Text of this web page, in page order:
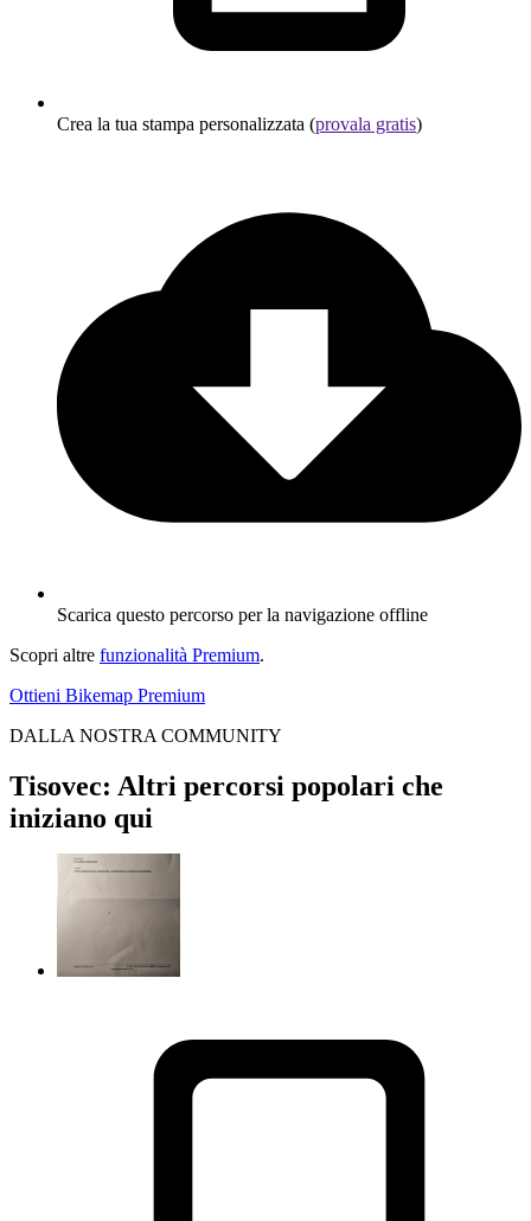
Crea la tua stampa personalizzata (provala gratis)
Scarica questo percorso per la navigazione offline
Scopri altre funzionalità Premium.
Ottieni Bikemap Premium
DALLA NOSTRA COMMUNITY
Tisovec: Altri percorsi popolari che
iniziano qui